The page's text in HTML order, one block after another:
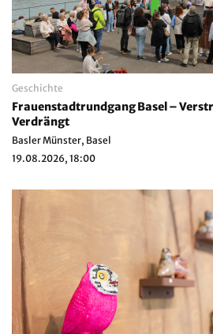
Geschichte
Frauenstadtrundgang Basel –
Verdrängt
Basler Münster, Basel
19.08.2026, 18:00